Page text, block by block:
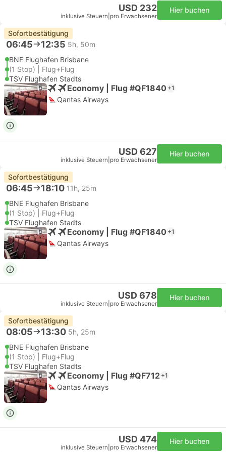
USD 232
inklusive Steuern pro Erwachsener
Hier buchen
Sofortbestätigung
06:45 12:35 5h, 50m
BNE Flughafen Brisbane
(1 Stop) | Flug+Flug
TSV Flughafen Stadts
Economy | Flug #QF1840 +1
Qantas Airways
USD 627
inklusive Steuern pro Erwachsener
Hier buchen
Sofortbestätigung
06:45 18:10 11h, 25m
BNE Flughafen Brisbane
(1 Stop) | Flug+Flug
TSV Flughafen Stadts
Economy | Flug #QF1840 +1
Qantas Airways
USD 678
inklusive Steuern pro Erwachsener
Hier buchen
Sofortbestätigung
08:05 13:30 5h, 25m
BNE Flughafen Brisbane
(1 Stop) | Flug+Flug
TSV Flughafen Stadts
Economy | Flug #QF712 +1
Qantas Airways
USD 474
inklusive Steuern pro Erwachsener
Hier buchen